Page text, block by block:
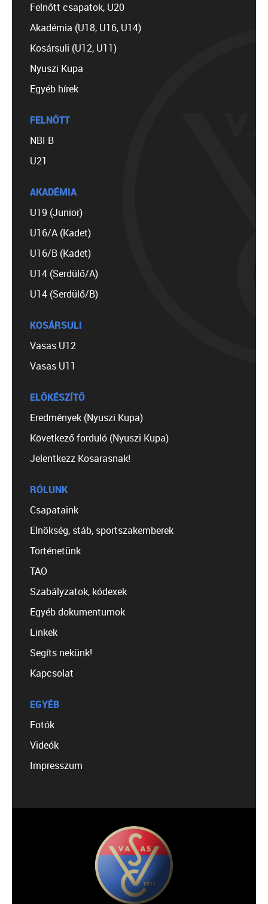
Felnőtt csapatok, U20
Akadémia (U18, U16, U14)
Kosársuli (U12, U11)
Nyuszi Kupa
Egyéb hírek
FELNŐTT
NBI B
U21
AKADÉMIA
U19 (Junior)
U16/A (Kadet)
U16/B (Kadet)
U14 (Serdülő/A)
U14 (Serdülő/B)
KOSÁRSULI
Vasas U12
Vasas U11
ELŐKÉSZÍTŐ
Eredmények (Nyuszi Kupa)
Következő forduló (Nyuszi Kupa)
Jelentkezz Kosarasnak!
RÓLUNK
Csapataink
Elnökség, stáb, sportszakemberek
Történetünk
TAO
Szabályzatok, kódexek
Egyéb dokumentumok
Linkek
Segíts nekünk!
Kapcsolat
EGYÉB
Fotók
Videók
Impresszum